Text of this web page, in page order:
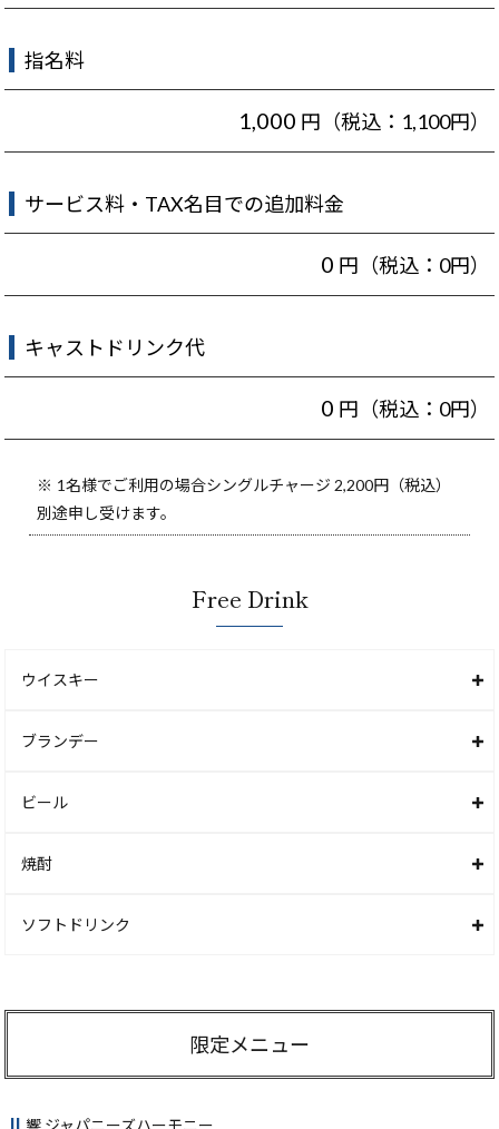
指名料
1,000 円（税込：1,100円）
サービス料・TAX名目での追加料金
0 円（税込：0円）
キャストドリンク代
0 円（税込：0円）
1名様でご利用の場合シングルチャージ 2,200円（税込）
別途申し受けます。
Free Drink
ウイスキー
ブランデー
ビール
焼酎
ソフトドリンク
限定メニュー